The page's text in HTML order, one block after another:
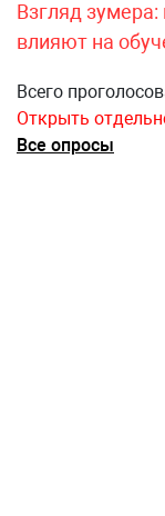
Взгляд
влияют на
Всего
Открыть
Все опросы